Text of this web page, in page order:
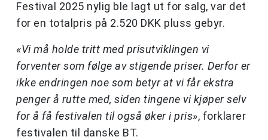
Festival 2025 nylig ble lagt ut for salg, var det
for en totalpris på 2.520 DKK pluss gebyr.
«Vi må holde tritt med prisutviklingen vi
forventer som følge av stigende priser. Derfor er
ikke endringen noe som betyr at vi får ekstra
penger å rutte med, siden tingene vi kjøper selv
for å få festivalen til også øker i pris», forklarer
festivalen til danske BT.